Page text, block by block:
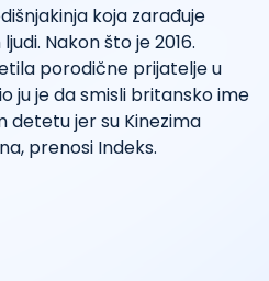
koja zarađuje
Nakon što je 2016.
porodične prijatelje u
ju je da smisli britansko ime
detetu jer su Kinezima
prenosi Indeks.